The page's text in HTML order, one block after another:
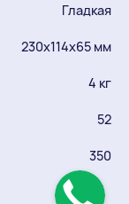
Гладкая
230х114х65 мм
4 кг
52
350